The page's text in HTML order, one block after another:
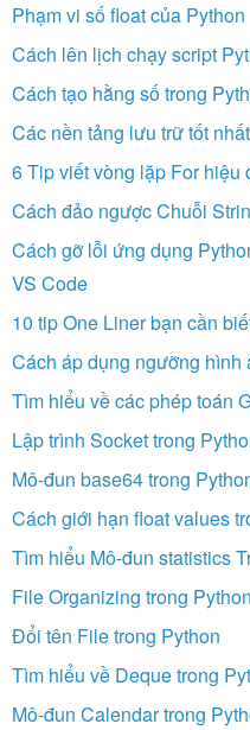
Phạm vi số float của Python
Cách lên lịch chạy script
Cách tạo hằng số trong
Các nền tảng lưu trữ tốt
6 Tip viết vòng lặp For hiệu
Cách đảo ngược Chuỗi
Cách gỡ lỗi ứng dụng
VS Code
10 tip One Liner bạn cần
Cách áp dụng ngưỡng hình
Tìm hiểu về các phép toán
Lập trình Socket trong
Mô-đun base64 trong
Cách giới hạn float values
Tìm hiểu Mô-đun statistics
File Organizing trong Python
Đổi tên File trong Python
Tìm hiểu về Deque trong
Mô-đun Calendar trong